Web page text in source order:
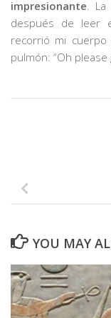
impresionante. La
después de leer
recorrió mi
pulmón: “Oh please
YOU MAY